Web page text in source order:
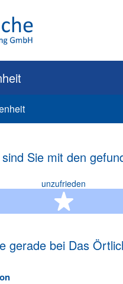
Sie mit den
unzufrieden
2
gerade bei Das